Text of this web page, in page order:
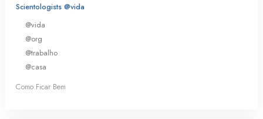
Scientologists @vida
@vida
@org
@trabalho
@casa
Como Ficar Bem